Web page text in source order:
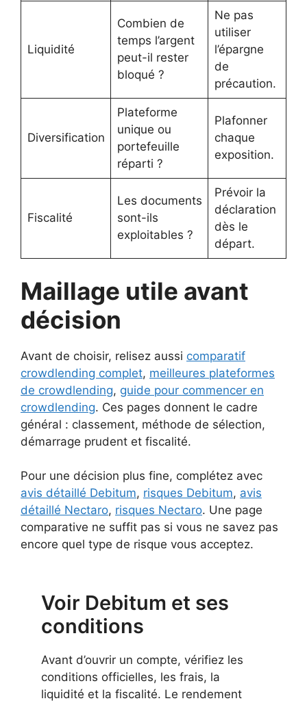
Liquidité
Combien de
temps l’argent
peut-il rester
bloqué ?
Ne pas
utiliser
l’épargne
de
précaution.
Diversification
Plateforme
unique ou
portefeuille
réparti ?
Plafonner
chaque
exposition.
Fiscalité
Les documents
sont-ils
exploitables ?
Prévoir la
déclaration
dès le
départ.
Maillage utile avant
décision
Avant de choisir, relisez aussi comparatif
crowdlending complet, meilleures plateformes
de crowdlending, guide pour commencer en
crowdlending. Ces pages donnent le cadre
général : classement, méthode de sélection,
démarrage prudent et fiscalité.
Pour une décision plus fine, complétez avec
avis détaillé Debitum, risques Debitum, avis
détaillé Nectaro, risques Nectaro. Une page
comparative ne suffit pas si vous ne savez pas
encore quel type de risque vous acceptez.
Voir Debitum et ses
conditions
Avant d’ouvrir un compte, vérifiez les
conditions officielles, les frais, la
liquidité et la fiscalité. Le rendement